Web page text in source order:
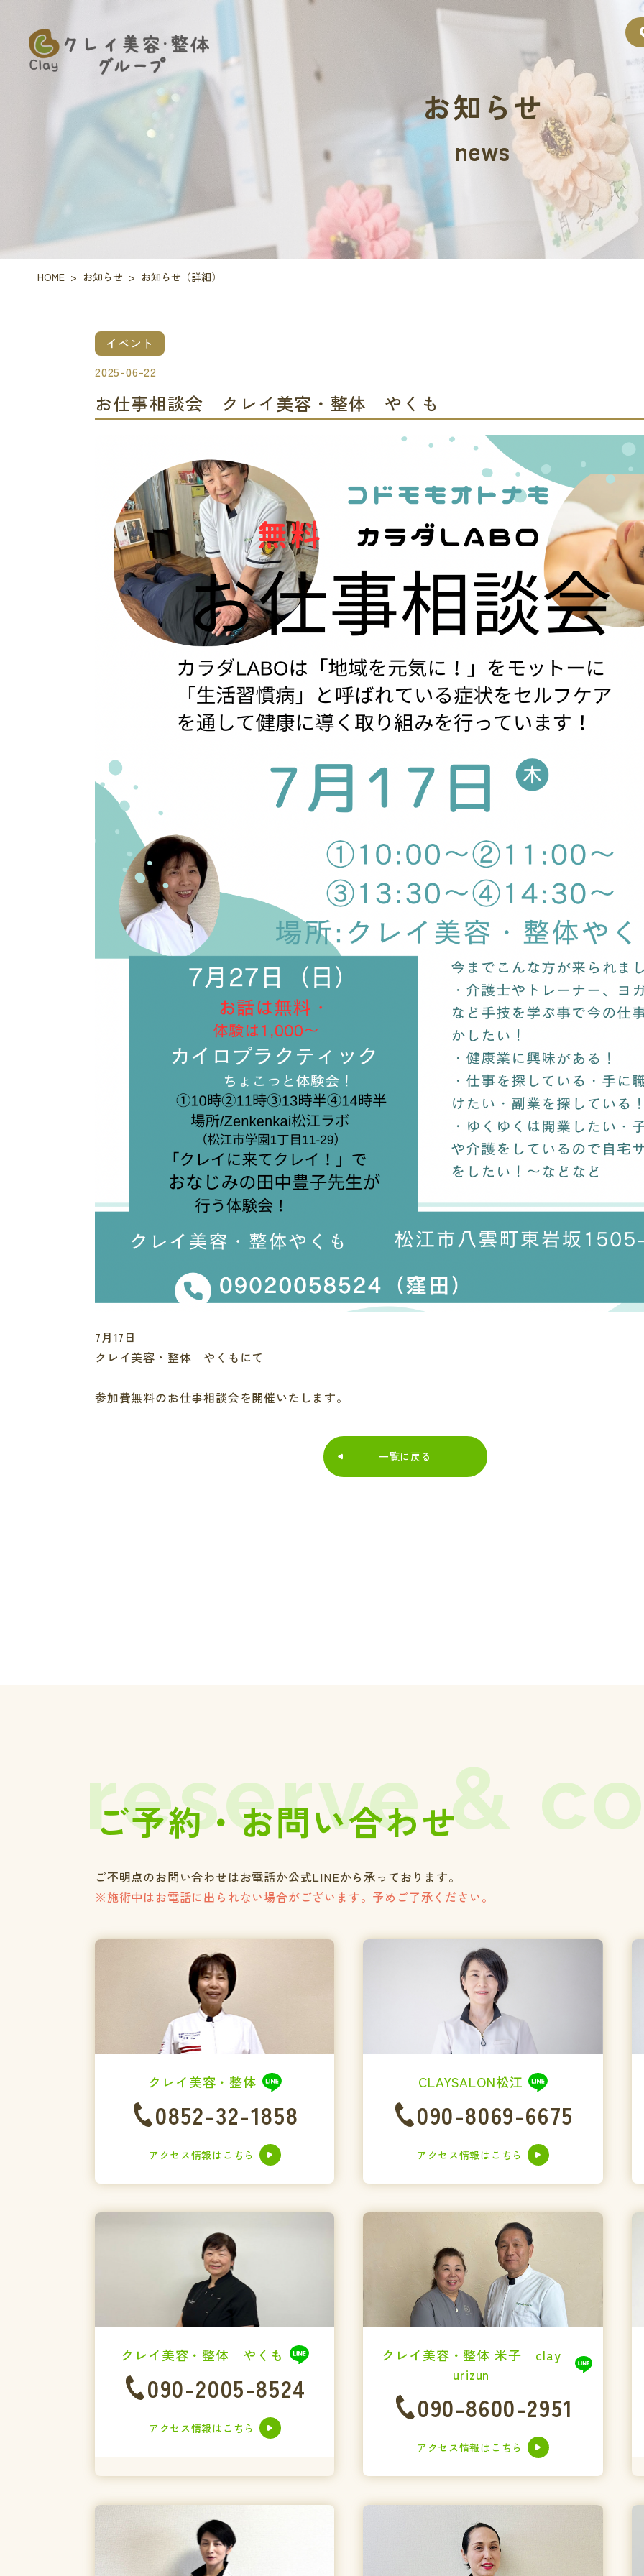
お知らせ
news
HOME > お知らせ > お知らせ（詳細）
イベント
2025-06-22
お仕事相談会 クレイ美容・整体 やくも
7月17日
クレイ美容・整体 やくもにて
参加費無料のお仕事相談会を開催いたします。
一覧に戻る
reserve &
ご予約・お問い合わせ
ご不明点のお問い合わせはお電話か公式LINEから承っております。
※施術中はお電話に出られない場合がございます。予めご了承ください。
クレイ美容・整体
0852-32-1858
アクセス情報はこちら
CLAYSALON松江
090-8069-6675
アクセス情報はこちら
クレイ美容・整体 やくも
090-2005-8524
アクセス情報はこちら
クレイ美容・整体 米子 clay
urizun
090-8600-2951
アクセス情報はこちら